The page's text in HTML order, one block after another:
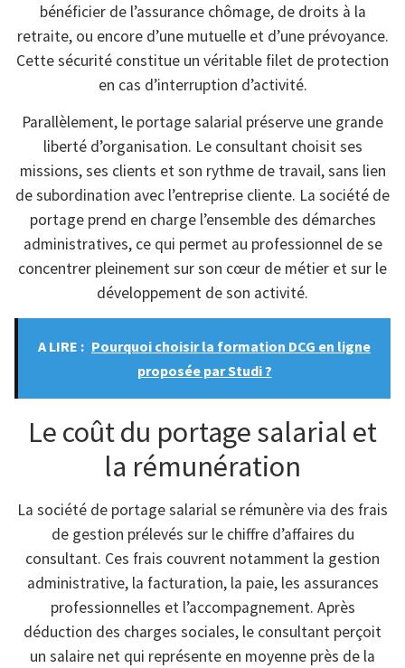
bénéficier de l’assurance chômage, de droits à la
retraite, ou encore d’une mutuelle et d’une prévoyance.
Cette sécurité constitue un véritable filet de protection
en cas d’interruption d’activité.
Parallèlement, le portage salarial préserve une grande
liberté d’organisation. Le consultant choisit ses
missions, ses clients et son rythme de travail, sans lien
de subordination avec l’entreprise cliente. La société de
portage prend en charge l’ensemble des démarches
administratives, ce qui permet au professionnel de se
concentrer pleinement sur son cœur de métier et sur le
développement de son activité.
A LIRE : Pourquoi choisir la formation DCG en ligne
proposée par Studi ?
Le coût du portage salarial et
la rémunération
La société de portage salarial se rémunère via des frais
de gestion prélevés sur le chiffre d’affaires du
consultant. Ces frais couvrent notamment la gestion
administrative, la facturation, la paie, les assurances
professionnelles et l’accompagnement. Après
déduction des charges sociales, le consultant perçoit
un salaire net qui représente en moyenne près de la